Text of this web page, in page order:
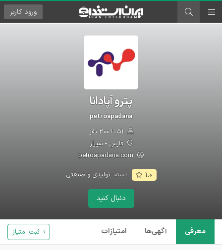
ورود کاربر
پترو آپادانا
petroapadana
فارس - شیراز
۱.۰ دسته:تولیدی و صنعتی
دنبال کنید
معرفی آگهی‌ها امتیازات ثبت امتیاز